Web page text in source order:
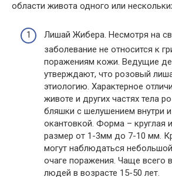
области живота одного или
Лишай Жибера. Несмотря на
заболевание не относится к
поражениям кожи. Ведущие
утверждают, что розовый
этиологию. Характерное
животе и других частях тела
бляшки с шелушением внутри
окантовкой. Форма – круглая
размер от 1-3мм до 7-10 мм.
могут наблюдаться
очаге поражения. Чаще всего
людей в возрасте 15-50 лет.